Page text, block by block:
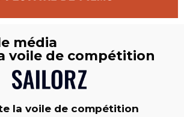
média
voile de compétition
la voile de compétition